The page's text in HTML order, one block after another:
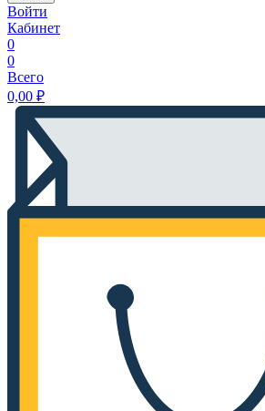
Войти
Кабинет
0
0
Всего
0,00 ₽